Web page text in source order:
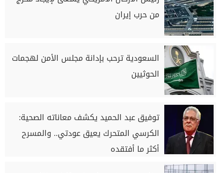
من حرب إيران
السعودية ترحب بإدانة مجلس الأمن لهجمات
الحوثيين
توفيق عبد الحميد يكشف معاناته الصحية:
الكرسي المتحرك يعيق عودتي.. والمسرح
أكثر ما أفتقده